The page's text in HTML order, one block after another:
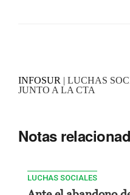
INFOSUR | LUCHAS
JUNTO A LA CTA
Notas
LUCHAS SOCIALES